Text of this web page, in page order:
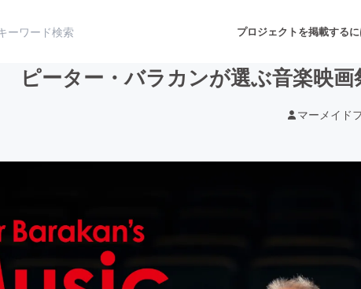
プロジェクトを掲載する
テクノロジー・ガジェット
映像・映画 書籍・雑誌出版
ピーター・バラカンが選ぶ音楽映
マーメイド